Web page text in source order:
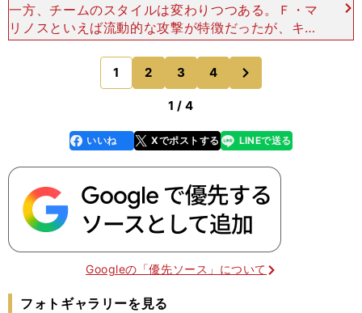
一方、チームのスタイルは変わりつつある。Ｆ・マ
リノスといえば流動的な攻撃が特徴だったが、キュ
ーウェル監督はポジショニングを細かく設定してい
る。流動性を若干制限しつつ、攻撃の再現性を求め
ている。――ビ
1 2 3 4
のページへ
1 / 4
faceboo
k
いいね Xでポストする
line LINEで送る
Googleの「優先ソース」について
フォトギャラリーを見る